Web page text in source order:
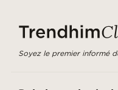
Soyez le premier informé